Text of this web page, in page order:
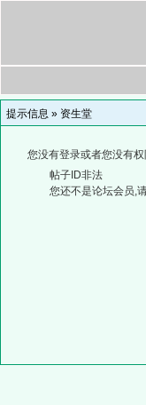
提示信息 » 资生堂
您没有登录或者您没有
帖子ID非法
您还不是论坛会员,